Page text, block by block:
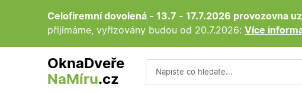
Celofiremní dovolená - 13.7 - 17.7.2026 provozovna
přijímáme, vyřizovány budou od 20.7.2026: Více
OknaDveře
NaMíru.cz